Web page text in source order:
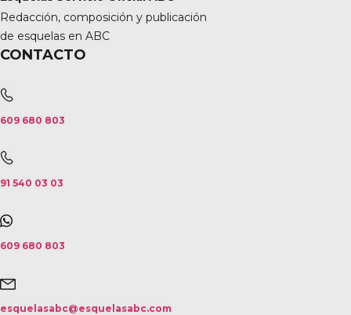
Redacción, composición y publicación
de esquelas en ABC
CONTACTO
609 680 803
91 540 03 03
609 680 803
esquelasabc@esquelasabc.com